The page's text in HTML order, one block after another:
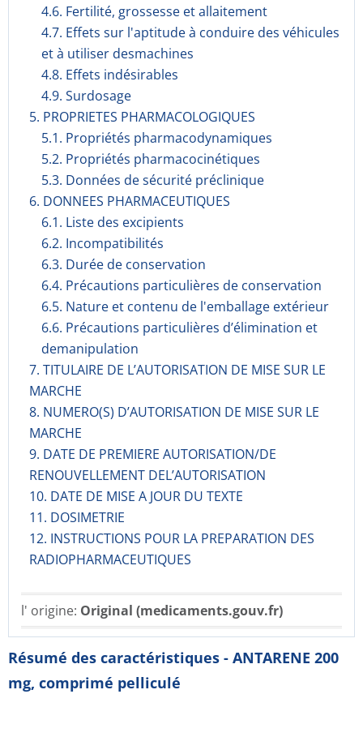
4.6. Fertilité, grossesse et allaitement
4.7. Effets sur l'aptitude à conduire des véhicules
et à utiliser desmachines
4.8. Effets indésirables
4.9. Surdosage
5. PROPRIETES PHARMACOLOGIQUES
5.1. Propriétés pharmacodynami­ques
5.2. Propriétés pharmacocinéti­ques
5.3. Données de sécurité préclinique
6. DONNEES PHARMACEUTIQUES
6.1. Liste des excipients
6.2. Incompati­bilités
6.3. Durée de conservation
6.4. Précautions particulières de conservation
6.5. Nature et contenu de l'emballage extérieur
6.6. Précautions particulières d’élimination et
demanipulation
7. TITULAIRE DE L’AUTORISATION DE MISE SUR LE
MARCHE
8. NUMERO(S) D’AUTORISATION DE MISE SUR LE
MARCHE
9. DATE DE PREMIERE AUTORISATION/DE
RENOUVELLEMENT DEL’AUTORISATION
10. DATE DE MISE A JOUR DU TEXTE
11. DOSIMETRIE
12. INSTRUCTIONS POUR LA PREPARATION DES
RADIOPHARMACE­UTIQUES
l' origine: Original (medicaments.gouv.fr)
Résumé des caractéristiques - ANTARENE 200
mg, comprimé pelliculé